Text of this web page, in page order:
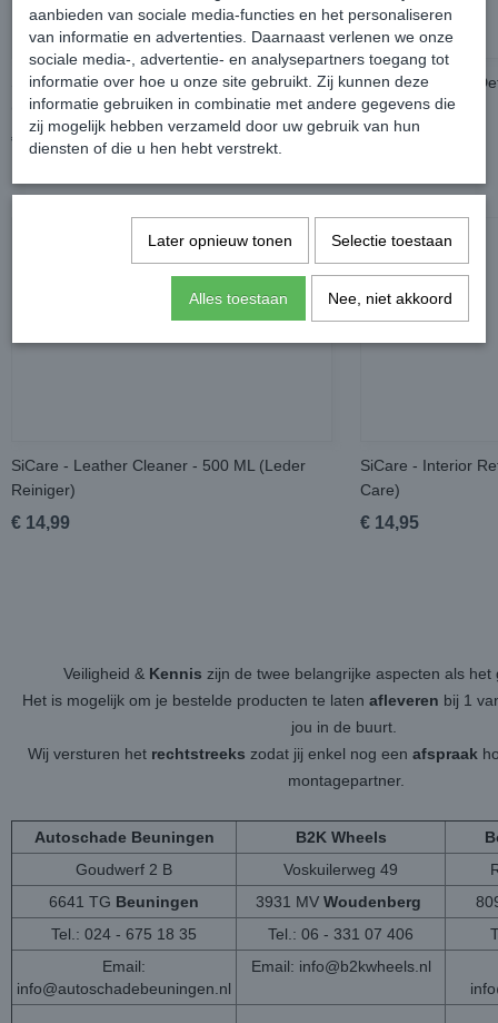
SiCare - Interior Cleaner Allround - 500 ML
(Multi Interieur Reiniger)
€ 9,95
SiCare - Interior
500ml
SiCare - Leather Cleaner - 500 ML (Leder
Reiniger)
€ 14,99
SiCare - Interior
Care)
€ 14,95
Veiligheid & Kennis zijn de twee belangrijke aspecten als
Het is mogelijk om je bestelde producten te laten afleveren bij 1
jou in de buurt.
Wij versturen het rechtstreeks zodat jij enkel nog een afspraak
montagepartner.
Autoschade Beuningen B2K Wheels
Goudwerf 2 B
Voskuilerweg 49
6641 TG Beuningen 3931 MV Woudenberg
Tel.: 024 - 675 18 35
Tel.: 06 - 331 07 406
Email:
info@autoschadebeuningen.nl
Email: info@b2kwheels.nl
aanbieden van sociale media-functies en het personaliseren
van informatie en advertenties. Daarnaast verlenen we onze
sociale media-, advertentie- en analysepartners toegang tot
informatie over hoe u onze site gebruikt. Zij kunnen deze
informatie gebruiken in combinatie met andere gegevens die
zij mogelijk hebben verzameld door uw gebruik van hun
diensten of die u hen hebt verstrekt.
Later opnieuw tonen Selectie toestaan
Alles toestaan Nee, niet akkoord